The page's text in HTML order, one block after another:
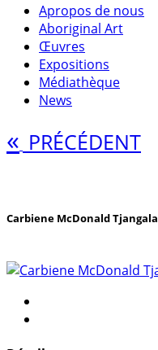
Apropos de nous
Aboriginal Art
Œuvres
Expositions
Médiathèque
News
« PRÉCÉDENT
Carbiene McDonald Tjangala